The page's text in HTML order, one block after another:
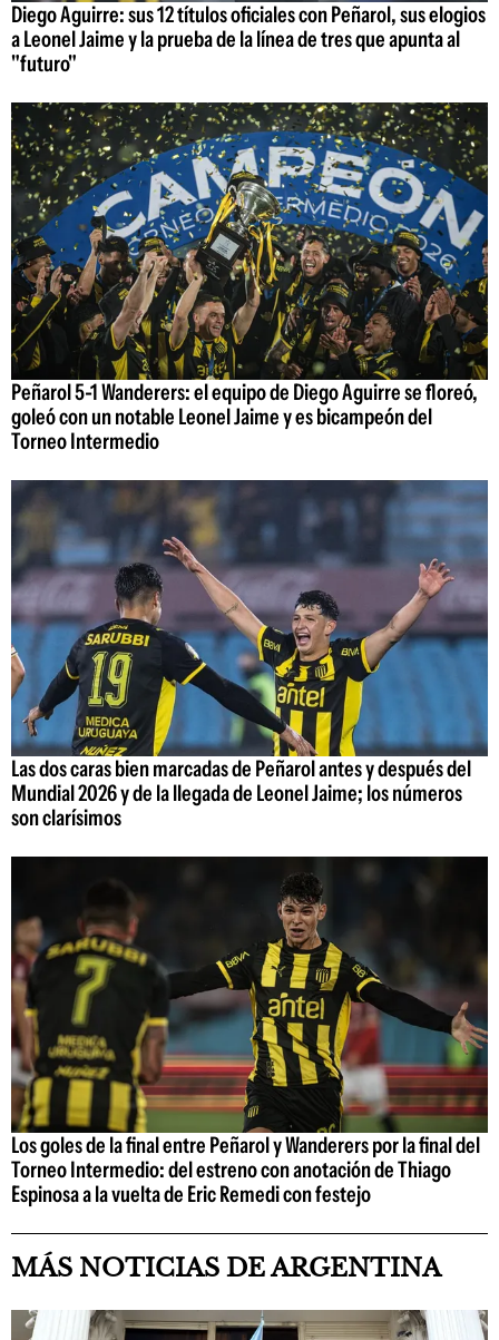
Diego Aguirre: sus 12 títulos oficiales con Peñarol, sus elogios
a Leonel Jaime y la prueba de la línea de tres que apunta al
"futuro"
Peñarol 5-1 Wanderers: el equipo de Diego Aguirre se floreó,
goleó con un notable Leonel Jaime y es bicampeón del
Torneo Intermedio
Las dos caras bien marcadas de Peñarol antes y después del
Mundial 2026 y de la llegada de Leonel Jaime; los números
son clarísimos
Los goles de la final entre Peñarol y Wanderers por la final del
Torneo Intermedio: del estreno con anotación de Thiago
Espinosa a la vuelta de Eric Remedi con festejo
MÁS NOTICIAS DE ARGENTINA